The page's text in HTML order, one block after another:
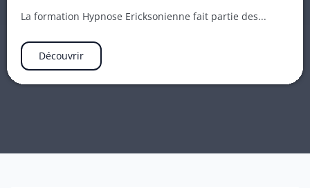
La formation Hypnose Ericksonienne fait partie des...
Découvrir